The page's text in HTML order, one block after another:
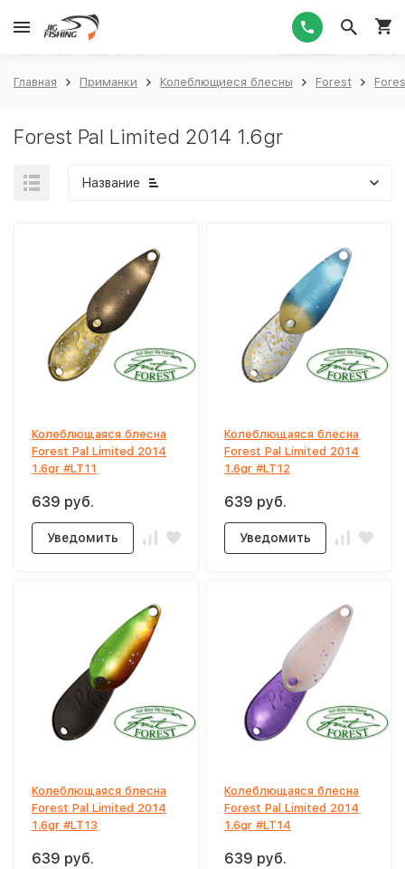
Главная Приманки Колеблющиеся блесны Forest
Forest Pal Limited 2014 1.6gr
Название
Колеблющаяся блесна
Forest Pal Limited 2014
1.6gr #LT11
639 руб.
Уведомить
Колеблющаяся блесна
Forest Pal Limited 2014
1.6gr #LT12
639 руб.
Уведомить
Колеблющаяся блесна
Forest Pal Limited 2014
1.6gr #LT13
639 руб.
Колеблющаяся блесна
Forest Pal Limited 2014
1.6gr #LT14
639 руб.